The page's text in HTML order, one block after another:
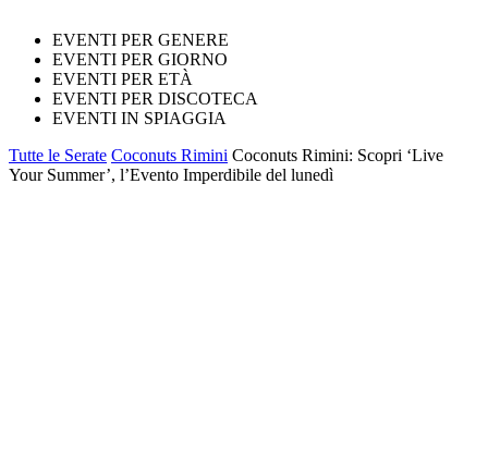
EVENTI PER GENERE
EVENTI PER GIORNO
EVENTI PER ETÀ
EVENTI PER DISCOTECA
EVENTI IN SPIAGGIA
Tutte le Serate Coconuts Rimini Coconuts Rimini: Scopri ‘Live
Your Summer’, l’Evento Imperdibile del lunedì